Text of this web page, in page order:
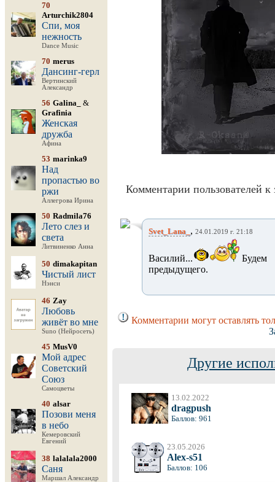
70
Arturchik2804
Спи, моя
нежность
Dance Music
70 merus
Дансинг-герл
Вертинский
Александр
56 Galina_
&
Grafinia
Женская
дружба
Афина
53 marinka9
Над
пропастью во
ржи
Аллегрова Ирина
50 Radmila76
Лето слез и
света
Литвиненко Анна
50 dimakapitan
Чистый лист
Нэнси
46 Zay
Любовь
живёт во мне
Suno (Нейросеть)
45 MusV0
Мой адрес
Советский
Союз
Самоцветы
40 alsar
Позови меня
в небо
Кемеровский
Евгений
38 lalalala2000
Саня
Маршал Александр
Комментарии пользователей к
Svet_Lana_ , 24.01.2019 г. 21:18
Василий...
Будем
предыдущего.
Комментарии могут оставлять
Другие
13.02.2022
dragpush
Баллов: 961
23.05.2026
Alex-s51
Баллов: 106